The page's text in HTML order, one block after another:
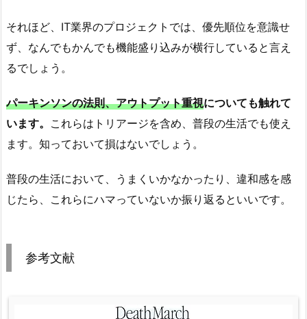
それほど、IT業界のプロジェクトでは、優先順位を意識せ
ず、なんでもかんでも機能盛り込みが横行していると言え
るでしょう。
パーキンソンの法則、アウトプット重視についても触れて
います。 これらはトリアージを含め、普段の生活でも使え
ます。知っておいて損はないでしょう。
普段の生活において、うまくいかなかったり、違和感を感
じたら、これらにハマっていないか振り返るといいです。
参考文献